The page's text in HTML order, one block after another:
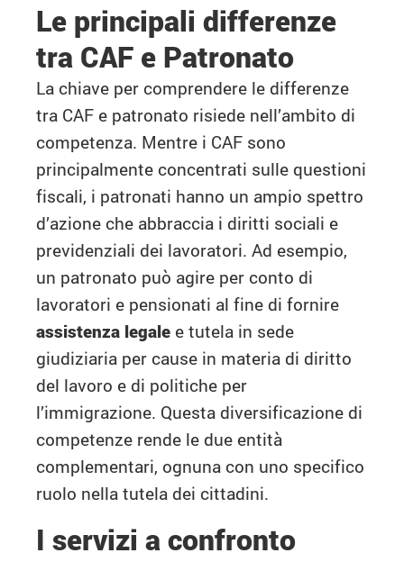
Le principali differenze
tra CAF e Patronato
La chiave per comprendere le differenze
tra CAF e patronato risiede nell’ambito di
competenza. Mentre i CAF sono
principalmente concentrati sulle questioni
fiscali, i patronati hanno un ampio spettro
d’azione che abbraccia i diritti sociali e
previdenziali dei lavoratori. Ad esempio,
un patronato può agire per conto di
lavoratori e pensionati al fine di fornire
assistenza legale e tutela in sede
giudiziaria per cause in materia di diritto
del lavoro e di politiche per
l’immigrazione. Questa diversificazione di
competenze rende le due entità
complementari, ognuna con uno specifico
ruolo nella tutela dei cittadini.
I servizi a confronto